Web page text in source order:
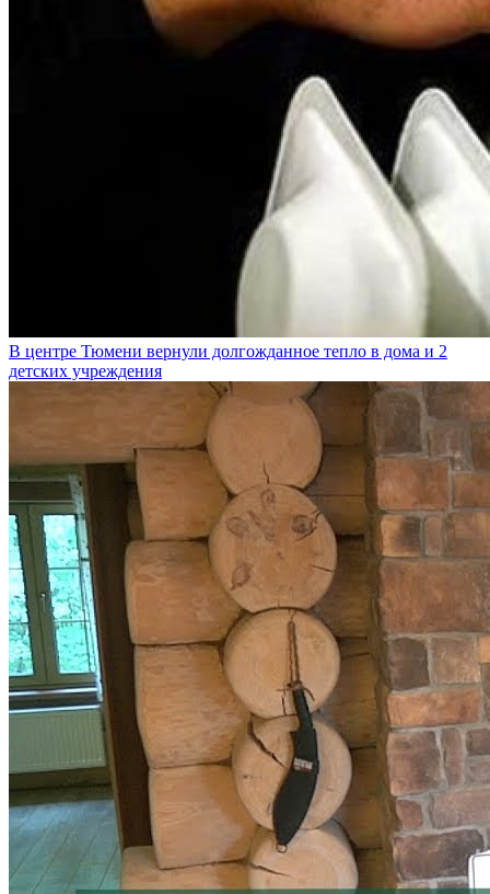
В центре Тюмени вернули долгожданное тепло в дома и 2
детских учреждения